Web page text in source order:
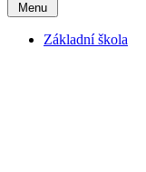
Menu
Základní škola